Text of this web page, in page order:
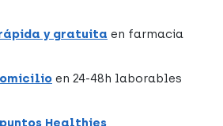
y gratuita en farmacia
en 24-48h laborables
puntos Healthies